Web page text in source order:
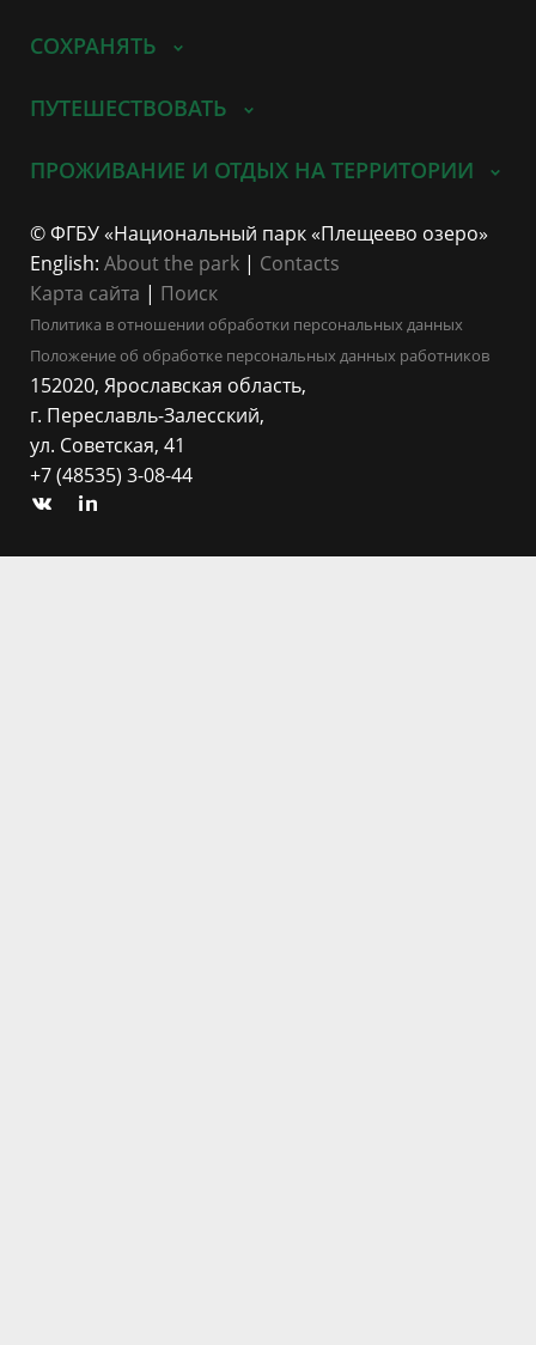
СОХРАНЯТЬ
ПУТЕШЕСТВОВАТЬ
ПРОЖИВАНИЕ И ОТДЫХ НА ТЕРРИТОРИИ
© ФГБУ «Национальный парк «Плещеево озеро»
English: About the park | Contacts
Карта сайта | Поиск
Политика в отношении обработки персональных данных
Положение об обработке персональных данных работников
152020, Ярославская область,
г. Переславль-Залесский,
ул. Советская, 41
+7 (48535) 3-08-44